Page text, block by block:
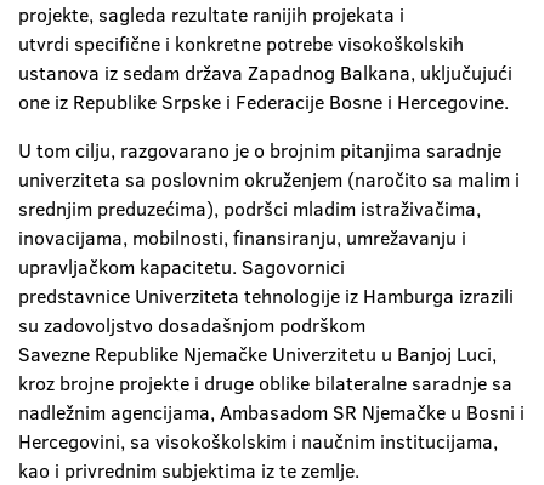
projekte, sagleda rezultate ranijih projekata i
utvrdi specifične i konkretne potrebe visokoškolskih
ustanova iz sedam država Zapadnog Balkana, uključujući
one iz Republike Srpske i Federacije Bosne i Hercegovine.
U tom cilju, razgovarano je o brojnim pitanjima saradnje
univerziteta sa poslovnim okruženjem (naročito sa malim i
srednjim preduzećima), podršci mladim istraživačima,
inovacijama, mobilnosti, finansiranju, umrežavanju i
upravljačkom kapacitetu. Sagovornici
predstavnice Univerziteta tehnologije iz Hamburga izrazili
su zadovoljstvo dosadašnjom podrškom
Savezne Republike Njemačke Univerzitetu u Banjoj Luci,
kroz brojne projekte i druge oblike bilateralne saradnje sa
nadležnim agencijama, Ambasadom SR Njemačke u Bosni i
Hercegovini, sa visokoškolskim i naučnim institucijama,
kao i privrednim subjektima iz te zemlje.